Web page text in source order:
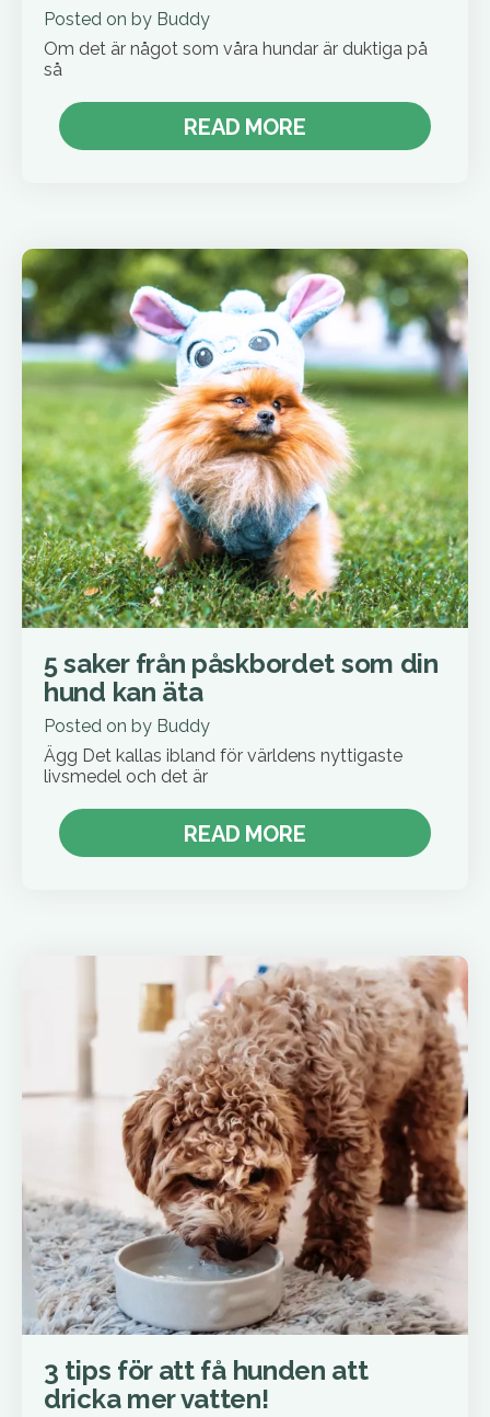
Posted on by Buddy
Om det är något som våra hundar är duktiga på
så
READ MORE
5 saker från påskbordet som din
hund kan äta
Posted on by Buddy
Ägg Det kallas ibland för världens nyttigaste
livsmedel och det är
READ MORE
3 tips för att få hunden att
dricka mer vatten!